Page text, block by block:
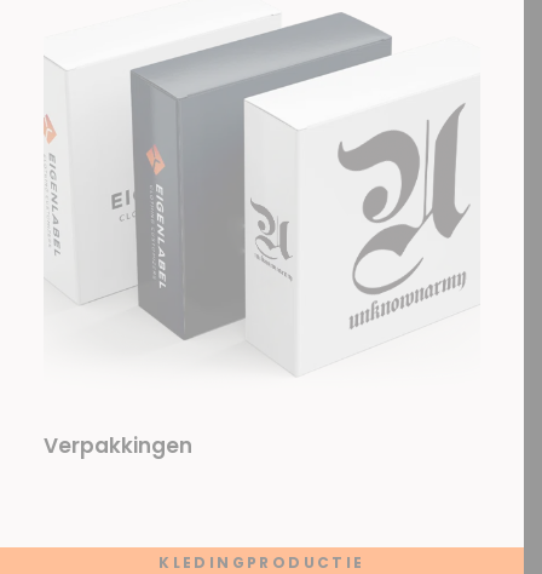
Verpakkingen
KLEDINGPRODUCTIE